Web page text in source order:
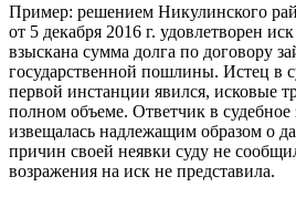
Пример: решением Никулинского
от 5 декабря 2016 г. удовлетворен
взыскана сумма долга по договору
государственной пошлины. Истец в
первой инстанции явился, исковые
полном объеме. Ответчик в судебное
извещалась надлежащим образом о
причин своей неявки суду не
возражения на иск не представила.